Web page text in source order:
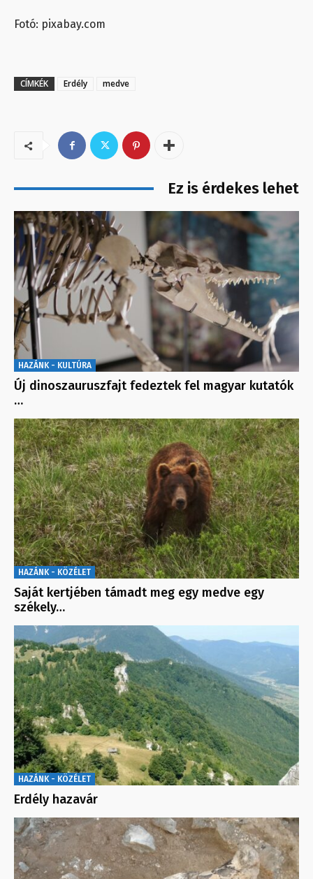
Fotó: pixabay.com
CÍMKÉK Erdély medve
Ez is érdekes lehet
HAZÁNK - KULTÚRA
Új dinoszauruszfajt fedeztek fel magyar kutatók
…
HAZÁNK - KÖZÉLET
Saját kertjében támadt meg egy medve egy
székely…
HAZÁNK - KÖZÉLET
Erdély hazavár